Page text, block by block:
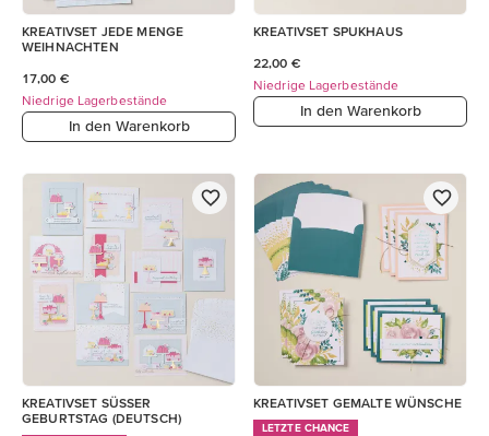
KREATIVSET JEDE MENGE
WEIHNACHTEN
17,00 €
Niedrige Lagerbestände
In den Warenkorb
KREATIVSET SPUKHAUS
22,00 €
Niedrige Lagerbestände
In den Warenkorb
KREATIVSET SÜSSER
GEBURTSTAG (DEUTSCH)
KREATIVSET GEMALTE WÜNSCHE
LETZTE CHANCE